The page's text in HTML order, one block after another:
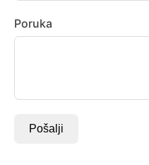
Poruka
Pošalji